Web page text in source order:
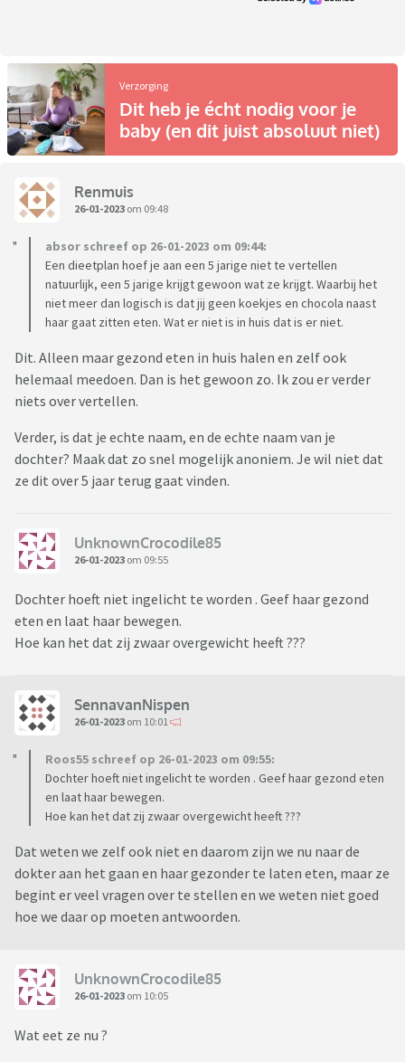
Verzorging
Dit heb je écht nodig voor je
baby (en dit juist absoluut niet)
Renmuis
26-01-2023 om 09:48
absor schreef op 26-01-2023 om 09:44:
Een dieetplan hoef je aan een 5 jarige niet te vertellen
natuurlijk, een 5 jarige krijgt gewoon wat ze krijgt. Waarbij het
niet meer dan logisch is dat jij geen koekjes en chocola naast
haar gaat zitten eten. Wat er niet is in huis dat is er niet.
Dit. Alleen maar gezond eten in huis halen en zelf ook
helemaal meedoen. Dan is het gewoon zo. Ik zou er verder
niets over vertellen.
Verder, is dat je echte naam, en de echte naam van je
dochter? Maak dat zo snel mogelijk anoniem. Je wil niet dat
ze dit over 5 jaar terug gaat vinden.
UnknownCrocodile85
26-01-2023 om 09:55
Dochter hoeft niet ingelicht te worden . Geef haar gezond
eten en laat haar bewegen.
Hoe kan het dat zij zwaar overgewicht heeft ???
SennavanNispen
26-01-2023 om 10:01
Roos55 schreef op 26-01-2023 om 09:55:
Dochter hoeft niet ingelicht te worden . Geef haar gezond eten
en laat haar bewegen.
Hoe kan het dat zij zwaar overgewicht heeft ???
Dat weten we zelf ook niet en daarom zijn we nu naar de
dokter aan het gaan en haar gezonder te laten eten, maar ze
begint er veel vragen over te stellen en we weten niet goed
hoe we daar op moeten antwoorden.
UnknownCrocodile85
26-01-2023 om 10:05
Wat eet ze nu ?